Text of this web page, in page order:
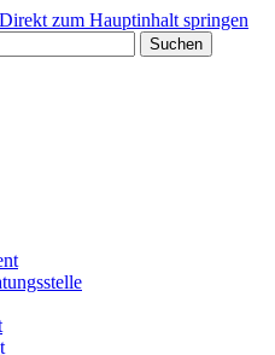
Direkt zum Hauptinhalt springen
Suchen